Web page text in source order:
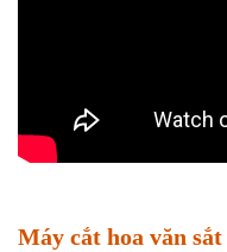
Máy cắt hoa văn sắt